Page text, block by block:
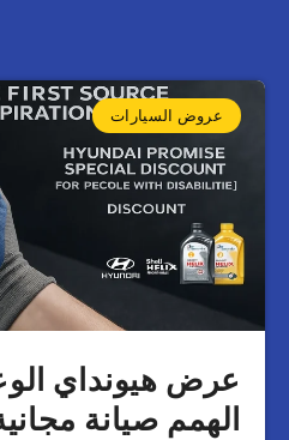
عروض السيارات
عرض هيونداي
الهمم صيانة